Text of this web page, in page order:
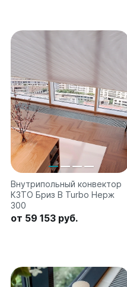
Внутрипольный конвектор
КЗТО Бриз В Turbo Нерж
300
от 59 153 руб.